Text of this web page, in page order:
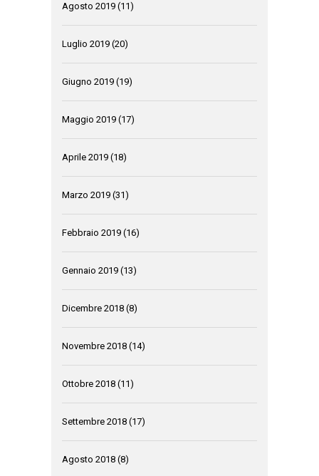
Agosto 2019 (11)
Luglio 2019 (20)
Giugno 2019 (19)
Maggio 2019 (17)
Aprile 2019 (18)
Marzo 2019 (31)
Febbraio 2019 (16)
Gennaio 2019 (13)
Dicembre 2018 (8)
Novembre 2018 (14)
Ottobre 2018 (11)
Settembre 2018 (17)
Agosto 2018 (8)